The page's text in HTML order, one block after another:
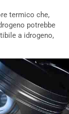
termico che,
potrebbe
a idrogeno,